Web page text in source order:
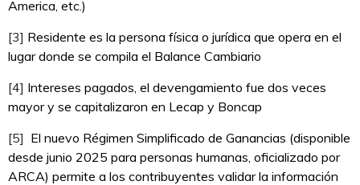
America, etc.)
[3] Residente es la persona física o jurídica que opera en el
lugar donde se compila el Balance Cambiario
[4] Intereses pagados, el devengamiento fue dos veces
mayor y se capitalizaron en Lecap y Boncap
[5] El nuevo Régimen Simplificado de Ganancias (disponible
desde junio 2025 para personas humanas, oficializado por
ARCA) permite a los contribuyentes validar la información